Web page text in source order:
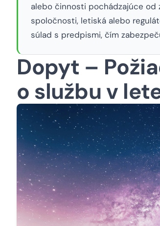
alebo činnosti pochádzajúce od
spoločnosti, letiská alebo
súlad s predpismi, čím
Dopyt –
o službu v